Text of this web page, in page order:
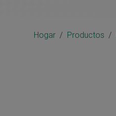
Hogar Productos